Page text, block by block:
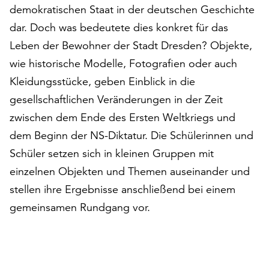
auf
„Alle
akzeptieren“,
alle
Cookies
zu
akzeptieren.
Sie
können
Ihr
Einverständnis
jederzeit
ändern
und
demokratischen Staat in der deutschen Geschichte
dar. Doch was bedeutete dies konkret für das
Leben der Bewohner der Stadt Dresden? Objekte,
wie historische Modelle, Fotografien oder auch
Kleidungsstücke, geben Einblick in die
gesellschaftlichen Veränderungen in der Zeit
zwischen dem Ende des Ersten Weltkriegs und
dem Beginn der NS-Diktatur. Die Schülerinnen und
Schüler setzen sich in kleinen Gruppen mit
einzelnen Objekten und Themen auseinander und
stellen ihre Ergebnisse anschließend bei einem
gemeinsamen Rundgang vor.